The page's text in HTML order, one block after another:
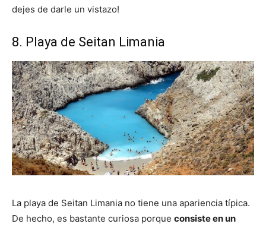
dejes de darle un vistazo!
8. Playa de Seitan Limania
La playa de Seitan Limania no tiene una apariencia típica.
De hecho, es bastante curiosa porque consiste en un